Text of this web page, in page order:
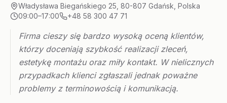
Władysława Biegańskiego 25, 80-807 Gdańsk, Polska
09:00–17:00
+48 58 300 47 71
Firma cieszy się bardzo wysoką oceną klientów,
którzy doceniają szybkość realizacji zleceń,
estetykę montażu oraz miły kontakt. W nielicznych
przypadkach klienci zgłaszali jednak poważne
problemy z terminowością i komunikacją.